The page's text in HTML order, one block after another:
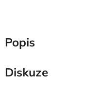
Popis
Diskuze